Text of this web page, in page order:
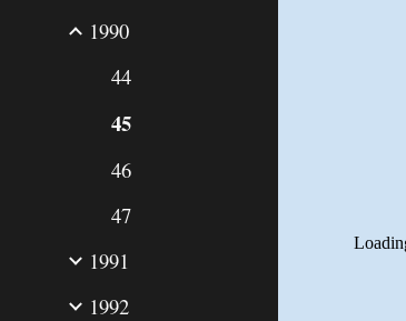
1990
44
45
46
47
1991
1992